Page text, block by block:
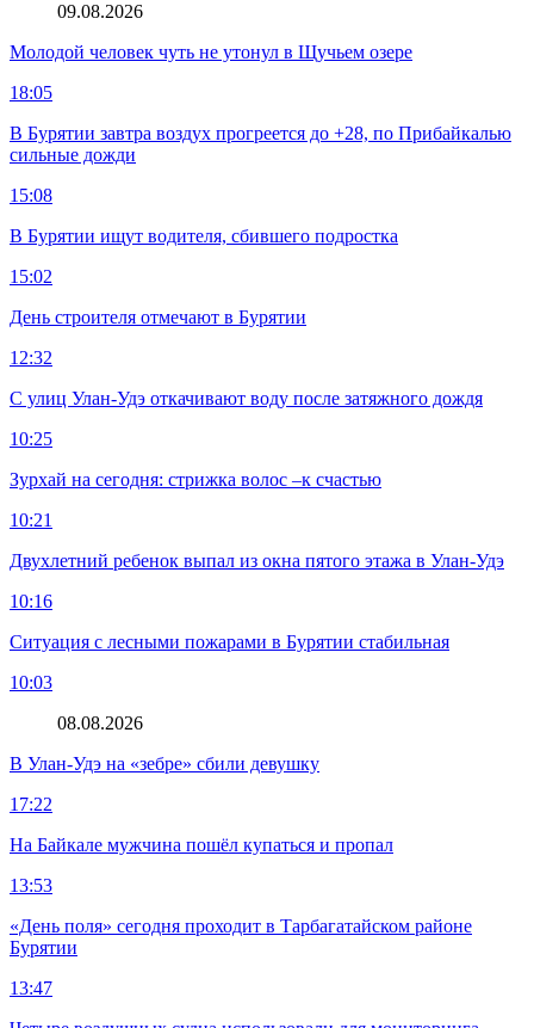
09.08.2026
Молодой человек чуть не утонул в Щучьем озере
18:05
В Бурятии завтра воздух прогреется до +28, по Прибайкалью
сильные дожди
15:08
В Бурятии ищут водителя, сбившего подростка
15:02
День строителя отмечают в Бурятии
12:32
С улиц Улан-Удэ откачивают воду после затяжного дождя
10:25
Зурхай на сегодня: стрижка волос –к счастью
10:21
Двухлетний ребенок выпал из окна пятого этажа в Улан-Удэ
10:16
Ситуация с лесными пожарами в Бурятии стабильная
10:03
08.08.2026
В Улан-Удэ на «зебре» сбили девушку
17:22
На Байкале мужчина пошёл купаться и пропал
13:53
«День поля» сегодня проходит в Тарбагатайском районе
Бурятии
13:47